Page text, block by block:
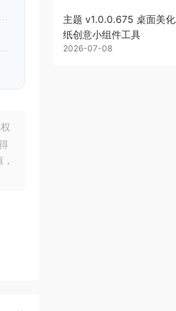
主题 v1.0.0.675 桌面美
纸创意小组件工具
2026-07-08